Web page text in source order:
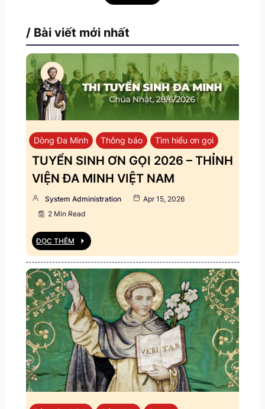
/ Bài viết mới nhất
Dòng Đa Minh Thông báo Tìm hiểu ơn gọi
TUYỂN SINH ƠN GỌI 2026 – THỈNH
VIỆN ĐA MINH VIỆT NAM
System Administration
Apr 15, 2026
2 Min Read
ĐỌC THÊM